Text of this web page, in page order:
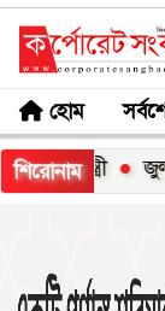
হোম
শিরোনামজুলাই